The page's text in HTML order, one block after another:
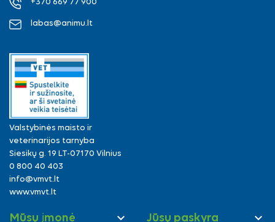
+370 669 77 900
labas@animu.lt
Valstybinės maisto ir
veterinarijos tarnyba
Siesikų g. 19 LT-07170 Vilnius
0 800 40 403
info@vmvt.lt
www.vmvt.lt
Mūsų įmonė  Jūsų paskyra 